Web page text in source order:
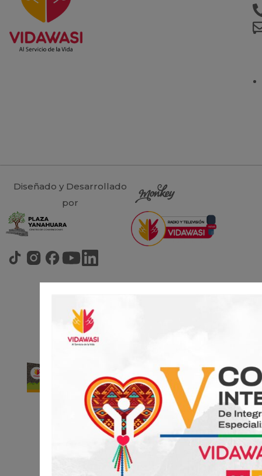
Diseñado y Desarrollado
por